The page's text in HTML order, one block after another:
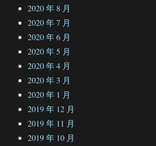
2020 年 8 月
2020 年 7 月
2020 年 6 月
2020 年 5 月
2020 年 4 月
2020 年 3 月
2020 年 1 月
2019 年 12 月
2019 年 11 月
2019 年 10 月